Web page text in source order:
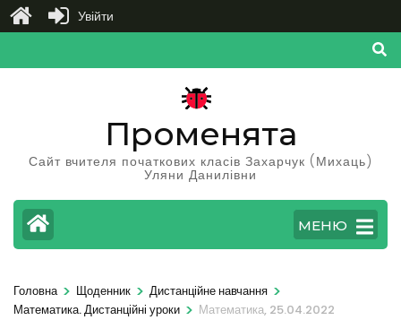
до
Променята
Сайт вчителя початкових класів Захарчук (Михаць)
Уляни Данилівни
МЕНЮ
Головна > Щоденник > Дистанційне навчання >
Математика. Дистанційні уроки > Математика, 25.04.2022
Увійти